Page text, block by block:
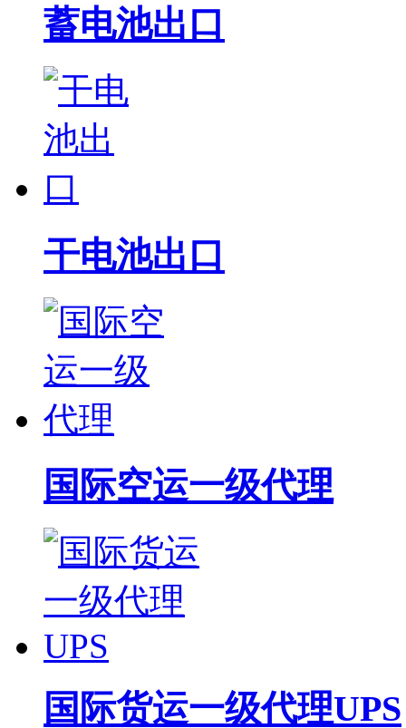
蓄电池出口
干电池出口
国际空运一级代理
国际货运一级代理UPS